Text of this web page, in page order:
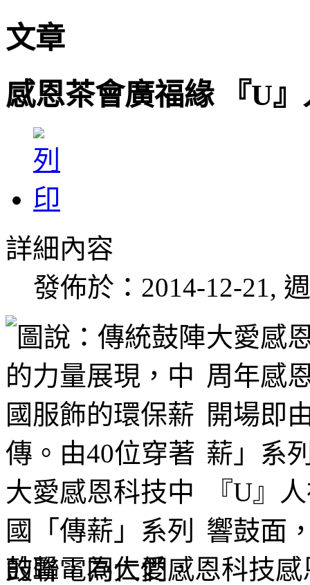
文章
感恩茶會廣福緣 『U
詳細內容
發佈於：2014-12-21,
大愛感
周年感
開場即
薪」系
『U』
響鼓面
鼓聲，為大愛感恩科技